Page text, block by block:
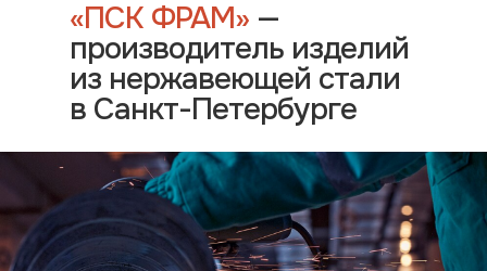
«ПСК ФРАМ» —
производитель изделий
из нержавеющей стали
в Санкт-Петербурге